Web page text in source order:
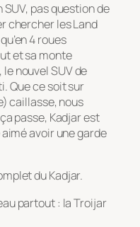
SUV, pas question de
chercher les Land
4 roues
et sa monte
nouvel SUV de
Que ce soit sur
caillasse, nous
passe, Kadjar est
avoir une garde
du Kadjar.
partout : la Troijar